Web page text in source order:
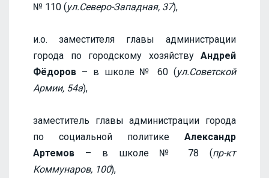
№ 110 (ул.Северо-Западная, 37),
и.о. заместителя главы администрации
города по городскому хозяйству Андрей
Фёдоров – в школе № 60 (ул.Советской
Армии, 54а),
заместитель главы администрации города
по социальной политике Александр
Артемов – в школе № 78 (пр-кт
Коммунаров, 100),